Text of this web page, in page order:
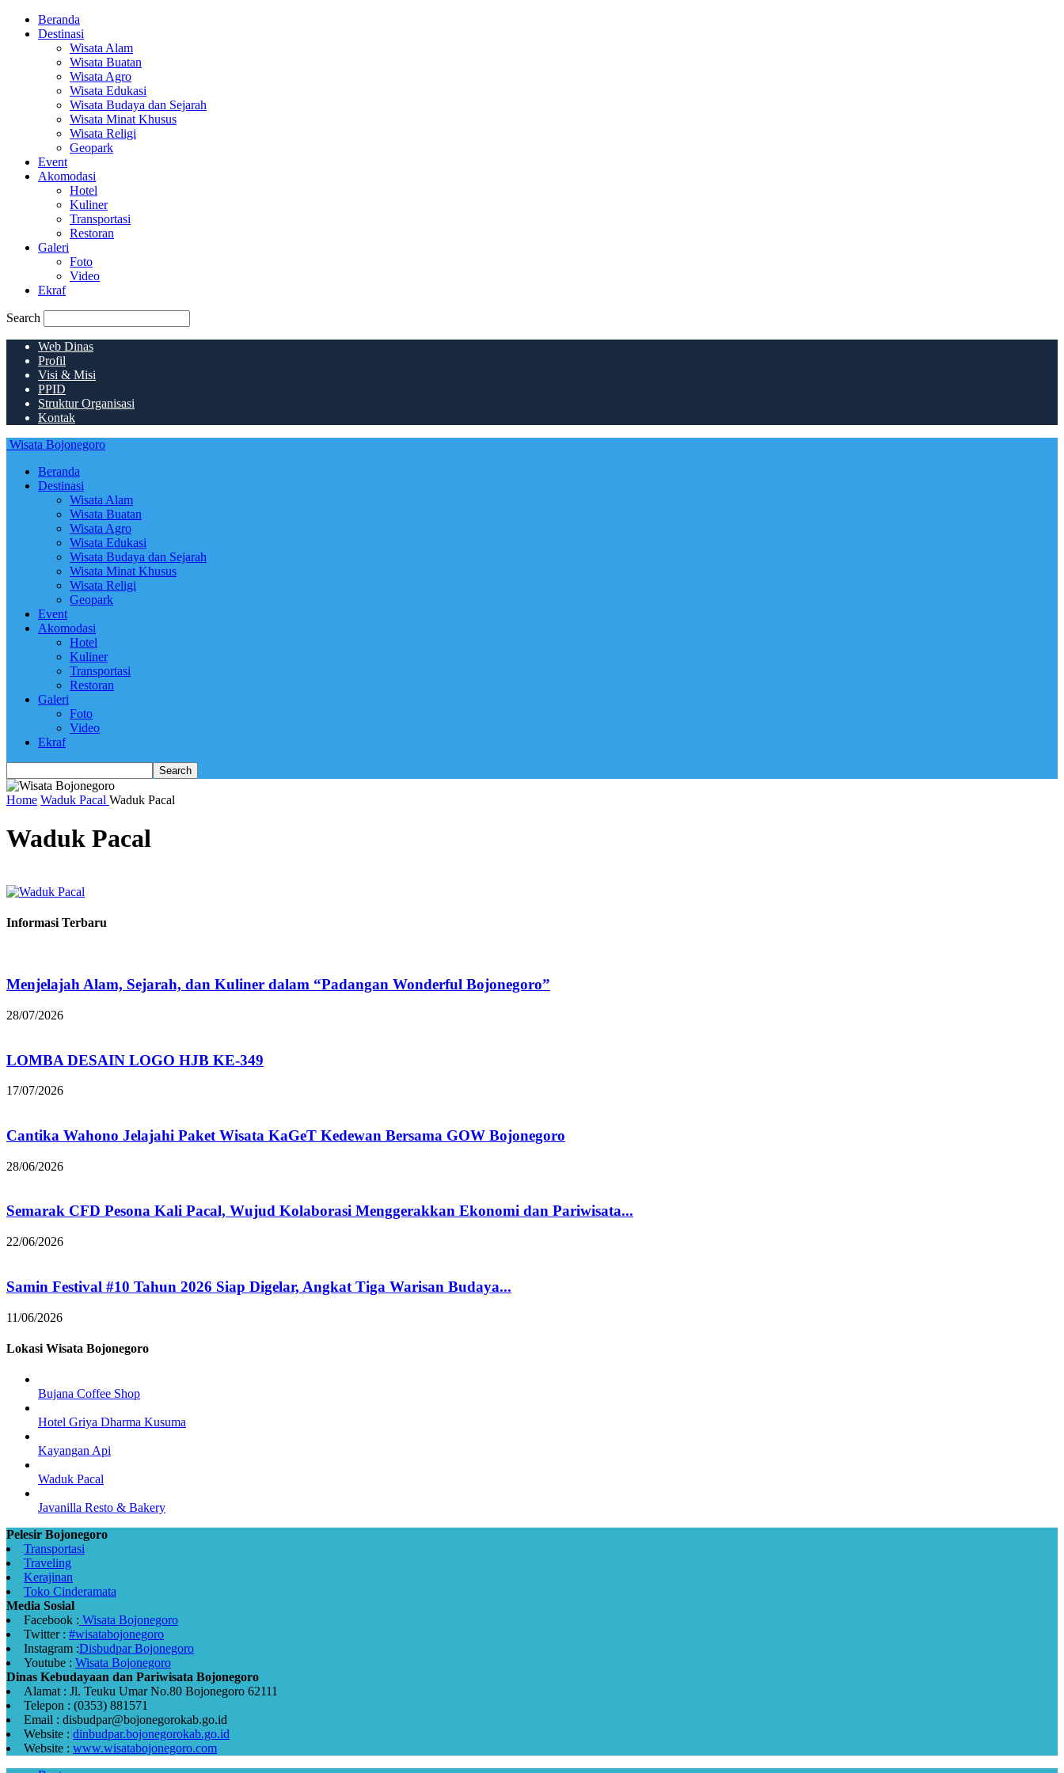
Beranda
Destinasi
Wisata Alam
Wisata Buatan
Wisata Agro
Wisata Edukasi
Wisata Budaya dan Sejarah
Wisata Minat Khusus
Wisata Religi
Geopark
Event
Akomodasi
Hotel
Kuliner
Transportasi
Restoran
Galeri
Foto
Video
Ekraf
Search
Web Dinas
Profil
Visi & Misi
PPID
Struktur Organisasi
Kontak
Wisata Bojonegoro
Beranda
Destinasi
Wisata Alam
Wisata Buatan
Wisata Agro
Wisata Edukasi
Wisata Budaya dan Sejarah
Wisata Minat Khusus
Wisata Religi
Geopark
Event
Akomodasi
Hotel
Kuliner
Transportasi
Restoran
Galeri
Foto
Video
Ekraf
Home Waduk Pacal Waduk Pacal
Waduk Pacal
Informasi Terbaru
Menjelajah Alam, Sejarah, dan Kuliner dalam “Padangan Wonderful Bojonegoro”
28/07/2026
LOMBA DESAIN LOGO HJB KE-349
17/07/2026
Cantika Wahono Jelajahi Paket Wisata KaGeT Kedewan Bersama GOW Bojonegoro
28/06/2026
Semarak CFD Pesona Kali Pacal, Wujud Kolaborasi Menggerakkan Ekonomi dan Pariwisata...
22/06/2026
Samin Festival #10 Tahun 2026 Siap Digelar, Angkat Tiga Warisan Budaya...
11/06/2026
Lokasi Wisata Bojonegoro
Bujana Coffee Shop
Hotel Griya Dharma Kusuma
Kayangan Api
Waduk Pacal
Javanilla Resto & Bakery
Pelesir Bojonegoro
Transportasi
Traveling
Kerajinan
Toko Cinderamata
Media Sosial
Facebook : Wisata Bojonegoro
Twitter : #wisatabojonegoro
Instagram :Disbudpar Bojonegoro
Youtube : Wisata Bojonegoro
Dinas Kebudayaan dan Pariwisata Bojonegoro
Alamat : Jl. Teuku Umar No.80 Bojonegoro 62111
Telepon : (0353) 881571
Email : disbudpar@bojonegorokab.go.id
Website : dinbudpar.bojonegorokab.go.id
Website : www.wisatabojonegoro.com